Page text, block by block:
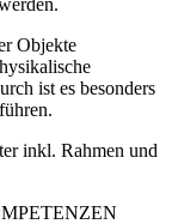
Objekte
ist es besonders
inkl. Rahmen und